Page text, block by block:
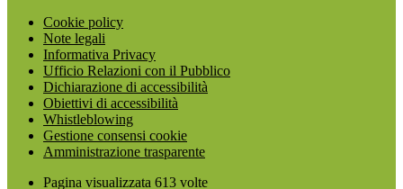
Cookie policy
Note legali
Informativa Privacy
Ufficio Relazioni con il Pubblico
Dichiarazione di accessibilità
Obiettivi di accessibilità
Whistleblowing
Gestione consensi cookie
Amministrazione trasparente
Pagina visualizzata 613 volte